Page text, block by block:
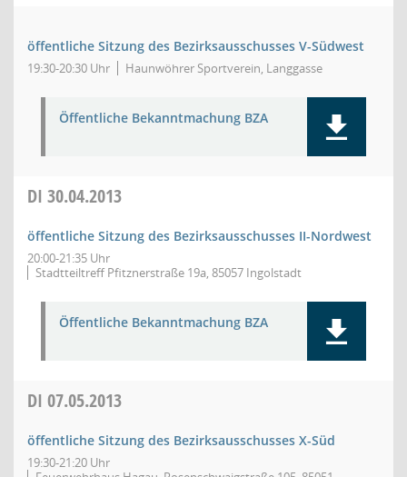
öffentliche Sitzung des Bezirksausschusses V-Südwest
19:30-20:30 Uhr Haunwöhrer Sportverein, Langgasse
Öffentliche Bekanntmachung BZA
DI 30.04.2013
öffentliche Sitzung des Bezirksausschusses II-Nordwest
20:00-21:35 Uhr
Stadtteiltreff Pfitznerstraße 19a, 85057 Ingolstadt
Öffentliche Bekanntmachung BZA
DI 07.05.2013
öffentliche Sitzung des Bezirksausschusses X-Süd
19:30-21:20 Uhr